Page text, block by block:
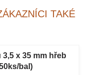
TAKÉ
x 35 mm hřeb
bal)